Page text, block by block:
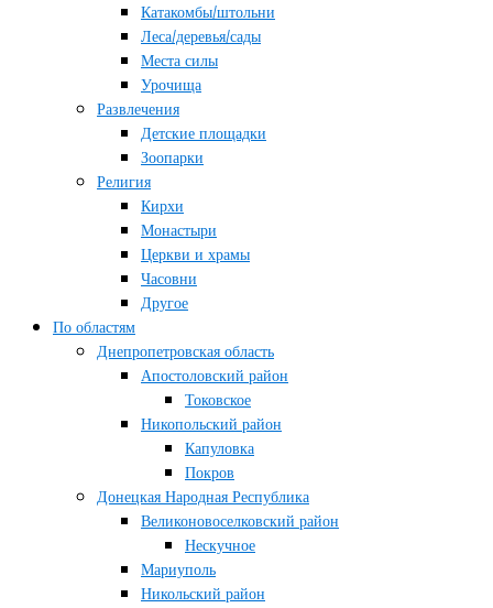
Катакомбы/штольни
Леса/деревья/сады
Места силы
Урочища
Развлечения
Детские площадки
Зоопарки
Религия
Кирхи
Монастыри
Церкви и храмы
Часовни
Другое
По областям
Днепропетровская область
Апостоловский район
Токовское
Никопольский район
Капуловка
Покров
Донецкая Народная Республика
Великоновоселковский район
Нескучное
Мариуполь
Никольский район